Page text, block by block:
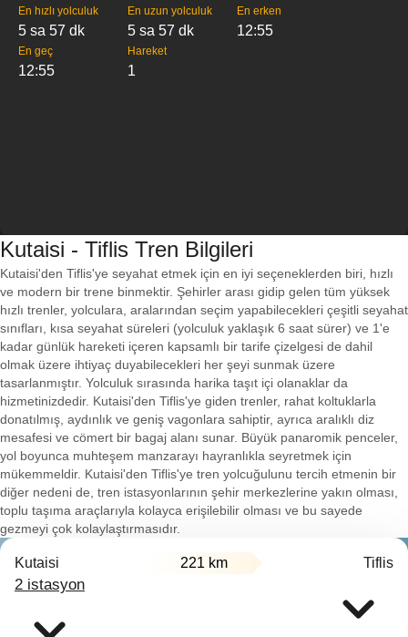
En hızlı yolculuk
5 sa 57 dk
En uzun yolculuk
5 sa 57 dk
En erken
12:55
En geç
12:55
Hareket
1
Kutaisi - Tiflis Tren Bilgileri
Kutaisi'den Tiflis'ye seyahat etmek için en iyi seçeneklerden biri, hızlı
ve modern bir trene binmektir. Şehirler arası gidip gelen tüm yüksek
hızlı trenler, yolculara, aralarından seçim yapabilecekleri çeşitli seyahat
sınıfları, kısa seyahat süreleri (yolculuk yaklaşık 6 saat sürer) ve 1'e
kadar günlük hareketi içeren kapsamlı bir tarife çizelgesi de dahil
olmak üzere ihtiyaç duyabilecekleri her şeyi sunmak üzere
tasarlanmıştır. Yolculuk sırasında harika taşıt içi olanaklar da
hizmetinizdedir. Kutaisi'den Tiflis'ye giden trenler, rahat koltuklarla
donatılmış, aydınlık ve geniş vagonlara sahiptir, ayrıca aralıklı diz
mesafesi ve cömert bir bagaj alanı sunar. Büyük panaromik penceler,
yol boyunca muhteşem manzarayı hayranlıkla seyretmek için
mükemmeldir. Kutaisi'den Tiflis'ye tren yolcuğulunu tercih etmenin bir
diğer nedeni de, tren istasyonlarının şehir merkezlerine yakın olması,
toplu taşıma araçlarıyla kolayca erişilebilir olması ve bu sayede
gezmeyi çok kolaylaştırmasıdır.
Kutaisi 221 km Tiflis
2 istasyon